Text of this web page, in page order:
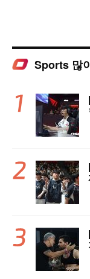
Sports 많